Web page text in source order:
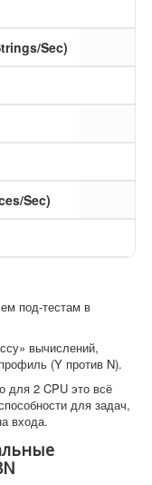
Sec)
Sec)
под-тестам в
вычислений,
(Y против N).
для 2 CPU это всё
для задач,
входа.